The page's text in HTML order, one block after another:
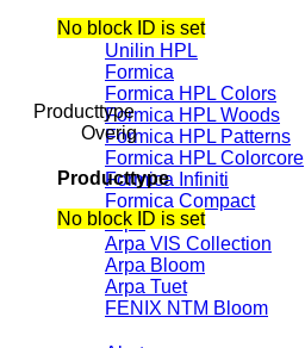
Unilin HPL
Unilin HPL
Formica
Formica HPL Colors
Formica HPL Woods
Formica HPL Patterns
Formica HPL Colorcore
Formica Infiniti
Formica Compact
Arpa
Arpa VIS Collection
Arpa Bloom
Arpa Tuet
FENIX NTM Bloom
No block ID is set
Producttype
Overig
Producttype
No block ID is set